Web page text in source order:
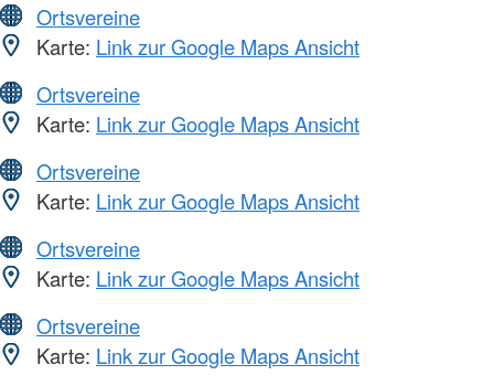
Ortsvereine
Karte: Link zur Google Maps Ansicht
Ortsvereine
Karte: Link zur Google Maps Ansicht
Ortsvereine
Karte: Link zur Google Maps Ansicht
Ortsvereine
Karte: Link zur Google Maps Ansicht
Ortsvereine
Karte: Link zur Google Maps Ansicht